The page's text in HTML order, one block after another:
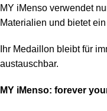
MY iMenso verwendet
Materialien und bietet
Ihr Medaillon bleibt für
austauschbar.
MY iMenso: forever